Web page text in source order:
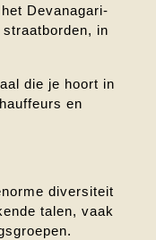
Devanagari-
in
die je hoort in
en
diversiteit
talen, vaak